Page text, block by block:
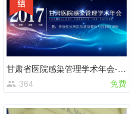
甘肃省医院感染管理学术年会-回播课件
364
免费